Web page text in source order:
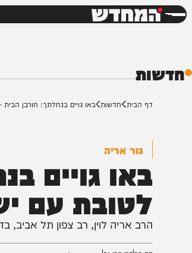
חדשות באו גויים בנחלתך: חורבן הבית – לטובת
גור אריה
גויים
עם
אריה לוין, רב צפון תל אביב, בדברי